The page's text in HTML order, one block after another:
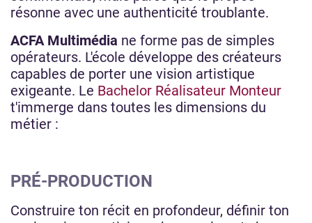
résonne avec une authenticité troublante.
ACFA Multimédia ne forme pas de simples
opérateurs. L'école développe des créateurs
capables de porter une vision artistique
exigeante. Le Bachelor Réalisateur Monteur
t'immerge dans toutes les dimensions du
métier :
PRÉ-PRODUCTION
Construire ton récit en profondeur, définir ton